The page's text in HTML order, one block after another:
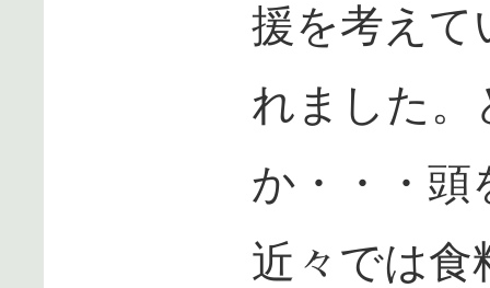
援を考えて
れました
か・・・頭
近々では食